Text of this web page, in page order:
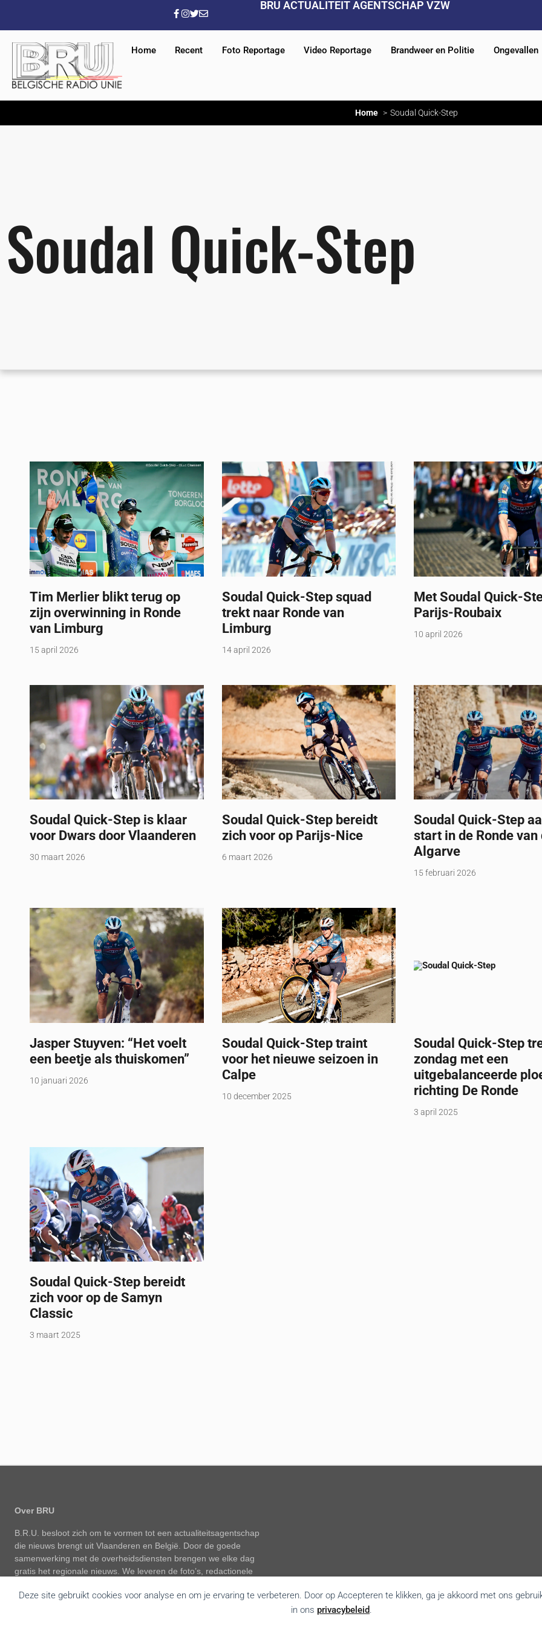
Deze site gebruikt cookies voor analyse en om je ervaring te verbeteren. Door op Accepteren te klikken, ga je akkoord met ons
in ons privacybeleid.
BRU ACTUALITEIT AGENTSCHAP VZW
Home Recent Foto Reportage Video Reportage Brandweer en Politie Ongevallen
Home Soudal Quick-Step
Soudal Quick-Step
Tim Merlier blikt terug op
zijn overwinning in Ronde
van Limburg
15 april 2026
Soudal Quick-Step squad
trekt naar Ronde van
Limburg
14 april 2026
Met Soudal Quick-
Parijs-Roubaix
10 april 2026
Soudal Quick-Step is klaar
voor Dwars door Vlaanderen
30 maart 2026
Soudal Quick-Step bereidt
zich voor op Parijs-Nice
6 maart 2026
Soudal Quick-Step
start in de Ronde van
Algarve
15 februari 2026
Jasper Stuyven: “Het voelt
een beetje als thuiskomen”
10 januari 2026
Soudal Quick-Step traint
voor het nieuwe seizoen in
Calpe
10 december 2025
Soudal Quick-Step
zondag met een
uitgebalanceerde
richting De Ronde
3 april 2025
Soudal Quick-Step bereidt
zich voor op de Samyn
Classic
3 maart 2025
Over BRU
B.R.U. besloot zich om te vormen tot een actualiteitsagentschap
die nieuws brengt uit Vlaanderen en België. Door de goede
samenwerking met de overheidsdiensten brengen we elke dag
gratis het regionale nieuws. We leveren de foto’s, redactionele
op vandaag hebben we een zeer druk bezochte website met